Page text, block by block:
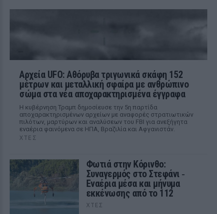
Αρχεία UFO: Αθόρυβα τριγωνικά σκάφη 152
μέτρων και μεταλλική σφαίρα με ανθρώπινο
σώμα στα νέα αποχαρακτηρισμένα έγγραφα
Η κυβέρνηση Τραμπ δημοσίευσε την 5η παρτίδα
αποχαρακτηρισμένων αρχείων με αναφορές στρατιωτικών
πιλότων, μαρτύρων και αναλύσεων του FBI για ανεξήγητα
εναέρια φαινόμενα σε ΗΠΑ, Βραζιλία και Αφγανιστάν.
ΧΤΕΣ
Φωτιά στην Κόρινθο:
Συναγερμός στο Στεφάνι ‑
Εναέρια μέσα και μήνυμα
εκκένωσης από το 112
ΧΤΕΣ